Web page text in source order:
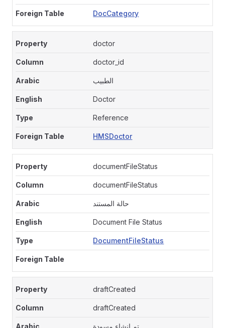
DocCategory
doctor
doctor_id
الطبيب
Doctor
Reference
HMSDoctor
documentFileStatus
documentFileStatus
حالة المستند
Document File Status
DocumentFileStatus
draftCreated
draftCreated
تم إنشاء مسودة